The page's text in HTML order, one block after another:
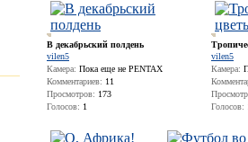
В декабрьский полдень
vilen5
Камера: Пока еще не PENTAX
Комментариев: 11
Просмотров: 173
Голосов: 1
vilen5
Камера:
Голосов: